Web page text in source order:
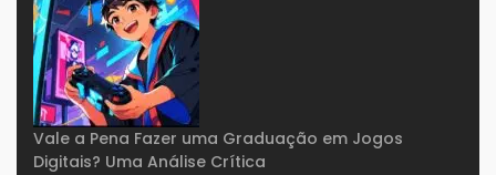
Vale a Pena Fazer uma Graduação em Jogos
Digitais? Uma Análise Crítica